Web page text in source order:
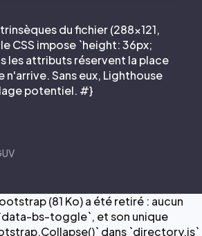
du fichier (288×121,
CSS impose `height: 36px;
les attributs réservent la place
n'arrive. Sans eux, Lighthouse
potentiel. #}
(81 Ko) a été retiré : aucun
bs-toggle`, et son unique
dans `directory.js`